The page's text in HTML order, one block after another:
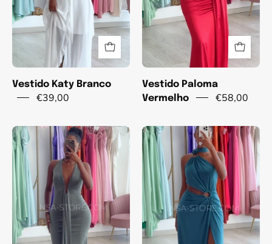
Vestido Katy Branco
€39,00
Vestido Paloma
Vermelho
€58,00
Vestido
Tamiris
Verde
musgo
Vestido
Mel
Azul
turquesa